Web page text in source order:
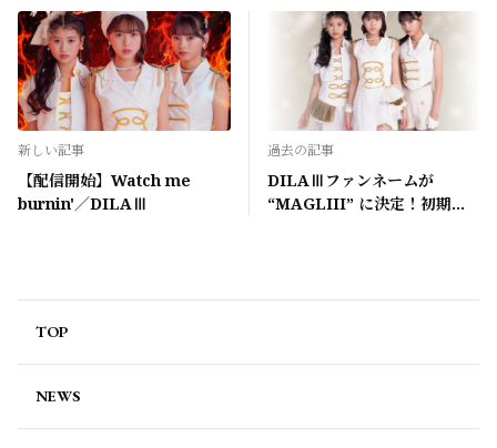
新しい記事
【配信開始】Watch me
burnin'／DILAⅢ
過去の記事
DILAⅢファンネームが
“MAGLIII” に決定！初期メ
TOP
NEWS